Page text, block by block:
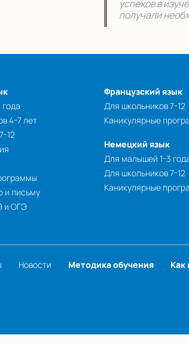
успехов в
получали
4-7 лет
12
и письму
и ОГЭ
Французский язык
Для школьников 7-12
Каникулярные
Немецкий язык
Для малышей 1-3
Для школьников 7-12
Каникулярные
Новости Методика обучения Как